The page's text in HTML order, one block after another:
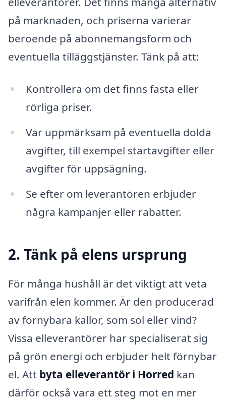
på marknaden, och priserna varierar
beroende på abonnemangsform och
eventuella tilläggstjänster. Tänk på att:
Kontrollera om det finns fasta eller
rörliga priser.
Var uppmärksam på eventuella dolda
avgifter, till exempel startavgifter eller
avgifter för uppsägning.
Se efter om leverantören erbjuder
några kampanjer eller rabatter.
2. Tänk på elens ursprung
För många hushåll är det viktigt att veta
varifrån elen kommer. Är den producerad
av förnybara källor, som sol eller vind?
Vissa elleverantörer har specialiserat sig
på grön energi och erbjuder helt förnybar
el. Att byta elleverantör i Horred kan
därför också vara ett steg mot en mer